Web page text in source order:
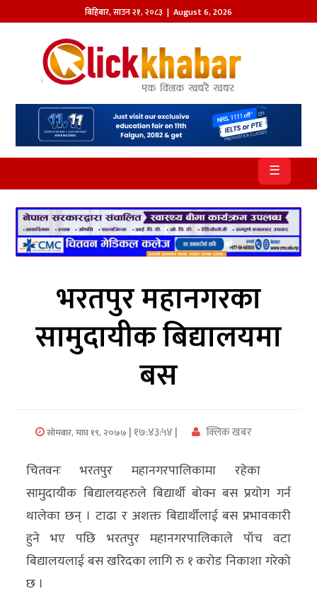
बिहिबार,साउन२१,२०८३ | August 6, 2026
होमपेज
समाज
प्रदेश
आजको
पत्रिका
सम्पादकीय
अर्थ/
विज्ञान
प्रविधि
अन्तरर्वार्ता
विचार/
ब्लग
खेलकुद
☰
भरतपुर महानगरका
सामुदायीक बिद्यालयमा
बस
सोमबार, माघ १९, २०७७ | १७:४३:५४ | क्लिक खबर
चितवनः भरतपुर महानगरपालिकामा रहेका
सामुदायीक बिद्यालयहरुले बिद्यार्थी बोक्न बस प्रयोग गर्न
थालेका छन् । टाढा र अशक्त बिद्यार्थीलाई बस प्रभावकारी
हुने भए पछि भरतपुर महानगरपालिकाले पाँच वटा
बिद्यालयलाई बस खरिदका लागि रु १ करोड निकाशा गरेको
छ ।